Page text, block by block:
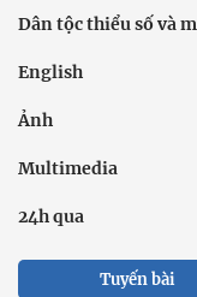
Dân tộc thiểu số và
English
Ảnh
Multimedia
24h qua
Tuyến bài